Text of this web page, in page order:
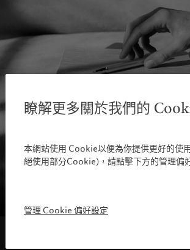
瞭解更多關於我們的
本網站使用 Cookie以便為你提供更好的使
絕使用部分Cookie)，請點擊下方的管理偏
管理 Cookie 偏好設定